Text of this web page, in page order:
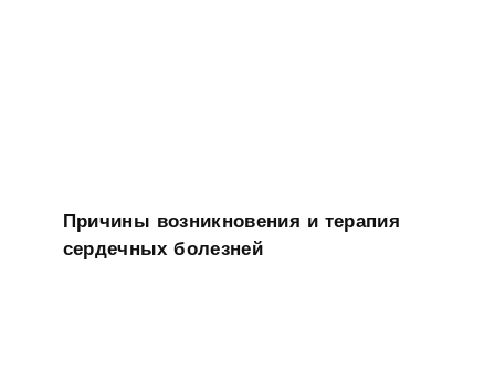
Причины возникновения и терапия
сердечных болезней